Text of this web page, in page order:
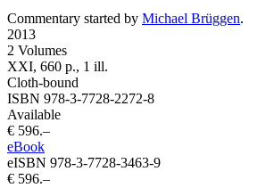
Commentary started by Michael Brüggen.
2013
2 Volumes
XXI, 660 p., 1 ill.
Cloth-bound
ISBN 978-3-7728-2272-8
Available
€ 596.–
eBook
eISBN 978-3-7728-3463-9
€ 596.–